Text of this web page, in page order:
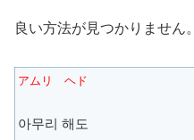
良い方法が見つかりません。
アムリ ヘド
아무리 해도